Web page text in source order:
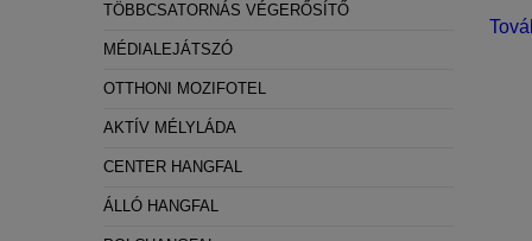
TÖBBCSATORNÁS VÉGERŐSÍTŐ
MÉDIALEJÁTSZÓ
OTTHONI MOZIFOTEL
AKTÍV MÉLYLÁDA
CENTER HANGFAL
ÁLLÓ HANGFAL